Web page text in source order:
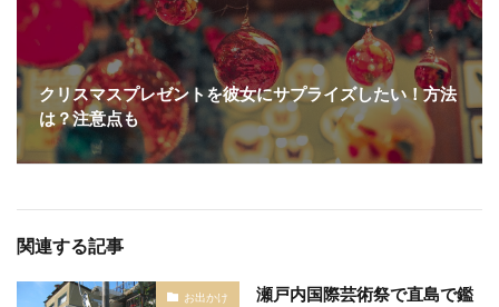
クリスマスプレゼントを彼女にサプライズしたい！方法
は？注意点も
関連する記事
お出かけ
瀬戸内国際芸術祭で直島で鑑